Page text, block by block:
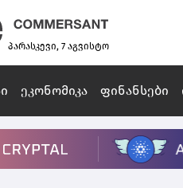
პარასკევი, 7 აგვისტო
ეკონომიკა ფინანსები